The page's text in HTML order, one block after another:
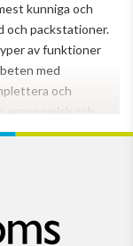
kunniga och
och packstationer.
av funktioner
med
och
ergonomisk och